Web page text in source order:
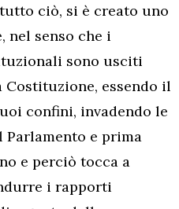
ciò, si è creato uno
senso che i
sono usciti
Costituzione, essendo il
confini, invadendo le
e prima
e perciò tocca a
i rapporti